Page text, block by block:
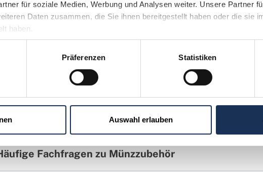
für soziale Medien, Werbung und Analysen weiter. Unsere Partner
Daten zusammen, die Sie ihnen bereitgestellt haben oder die sie
haben.
Präferenzen Statistiken
Auswahl erlauben
Experten-Hinweis zur Materialwahl
Achten Sie bei allen Kunststoffprodukten zur Münzaufbewahrung
frei von Säuren und chemischen Weichmachern (insbesondere PVC)
ausdünsten und eine klebrige, grünliche Schicht auf der Münze
Fachfragen zu Münzzubehör